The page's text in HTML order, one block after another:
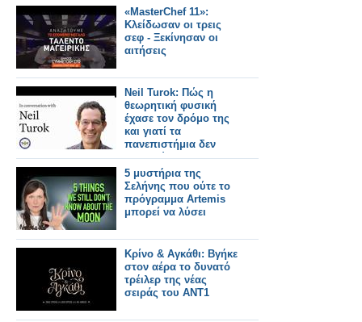
Δημοτικού
Συμβουλίου και της
Δημοτικής
Επιτροπής.
«MasterChef 11»:
Κλείδωσαν οι τρεις
σεφ - Ξεκίνησαν οι
αιτήσεις
Neil Turok: Πώς η
θεωρητική φυσική
έχασε τον δρόμο της
και γιατί τα
πανεπιστήμια δεν
ενθαρρύνουν την
πρωτοτυπία
5 μυστήρια της
Σελήνης που ούτε το
πρόγραμμα Artemis
μπορεί να λύσει
Κρίνο & Αγκάθι: Βγήκε
στον αέρα το δυνατό
τρέιλερ της νέας
σειράς του ΑΝΤ1